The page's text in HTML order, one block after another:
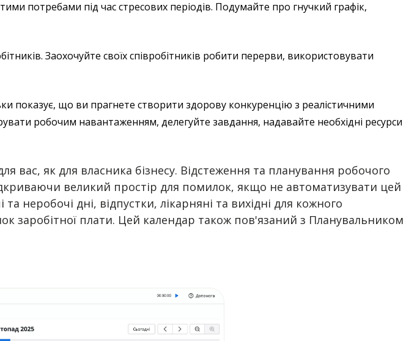
потребами під час стресових періодів. Подумайте про гнучкий графік,
Заохочуйте своїх співробітників робити перерви, використовувати
показує, що ви прагнете створити здорову конкуренцію з реалістичними
робочим навантаженням, делегуйте завдання, надавайте необхідні ресурси
як для власника бізнесу. Відстеження та планування робочого
великий простір для помилок, якщо не автоматизувати цей
неробочі дні, відпустки, лікарняні та вихідні для кожного
заробітної плати. Цей календар також пов'язаний з Планувальником